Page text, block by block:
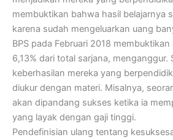
membuktikan bahwa hasil belajarnya
karena sudah mengeluarkan uang
BPS pada Februari 2018
6,13% dari total sarjana, menganggur.
keberhasilan mereka yang
diukur dengan materi. Misalnya,
akan dipandang sukses ketika ia
yang layak dengan gaji tinggi.
Pendefinisian ulang tentang